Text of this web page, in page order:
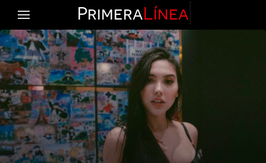
PrimeraLínea